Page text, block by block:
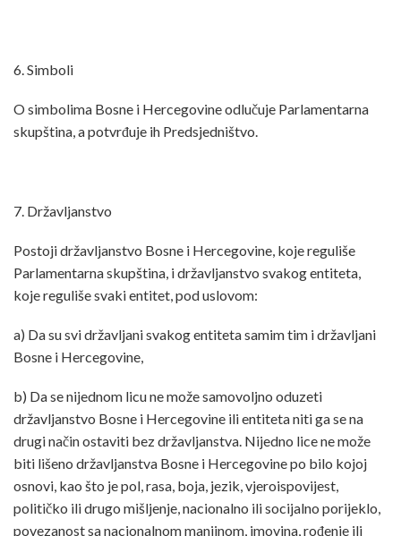
6. Simboli
O simbolima Bosne i Hercegovine odlučuje Parlamentarna
skupština, a potvrđuje ih Predsjedništvo.
7. Državljanstvo
Postoji državljanstvo Bosne i Hercegovine, koje reguliše
Parlamentarna skupština, i državljanstvo svakog entiteta,
koje reguliše svaki entitet, pod uslovom:
a) Da su svi državljani svakog entiteta samim tim i državljani
Bosne i Hercegovine,
b) Da se nijednom licu ne može samovoljno oduzeti
državljanstvo Bosne i Hercegovine ili entiteta niti ga se na
drugi način ostaviti bez državljanstva. Nijedno lice ne može
biti lišeno državljanstva Bosne i Hercegovine po bilo kojoj
osnovi, kao što je pol, rasa, boja, jezik, vjeroispovijest,
političko ili drugo mišljenje, nacionalno ili socijalno porijeklo,
povezanost sa nacionalnom manjinom, imovina, rođenje ili